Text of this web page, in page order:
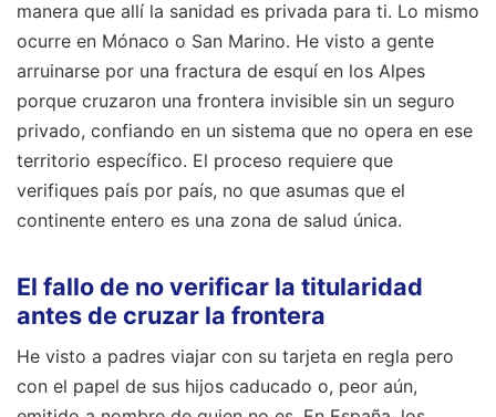
manera que allí la sanidad es privada para ti. Lo mismo
ocurre en Mónaco o San Marino. He visto a gente
arruinarse por una fractura de esquí en los Alpes
porque cruzaron una frontera invisible sin un seguro
privado, confiando en un sistema que no opera en ese
territorio específico. El proceso requiere que
verifiques país por país, no que asumas que el
continente entero es una zona de salud única.
El fallo de no verificar la titularidad
antes de cruzar la frontera
He visto a padres viajar con su tarjeta en regla pero
con el papel de sus hijos caducado o, peor aún,